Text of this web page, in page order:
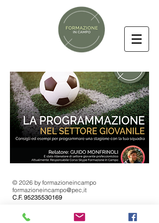
© 2026 by formazioneincampo
formazioneincampo@pec,it
C.F. 95235530169